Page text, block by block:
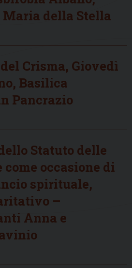
Maria della Stella
Crisma, Giovedì
Basilica
Pancrazio
Statuto delle
occasione di
spirituale,
–
Anna e